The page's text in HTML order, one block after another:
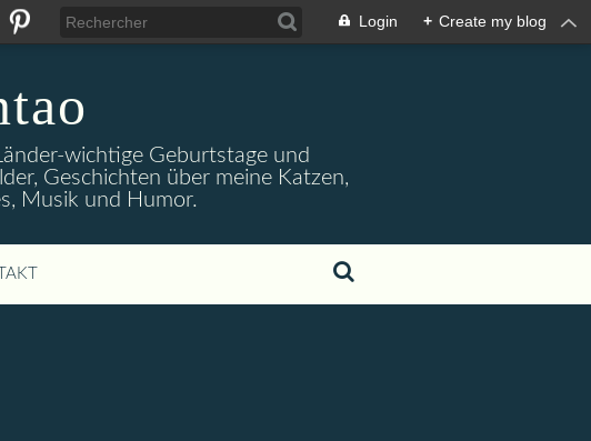
Login + Create my blog
wichtige Geburtstage und
Geschichten über meine Katzen,
Musik und Humor.